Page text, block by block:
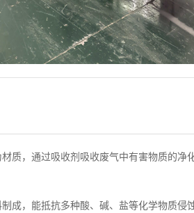
质，通过吸收剂吸收废气中有害物质的净
成，能抵抗多种酸、碱、盐等化学物质侵